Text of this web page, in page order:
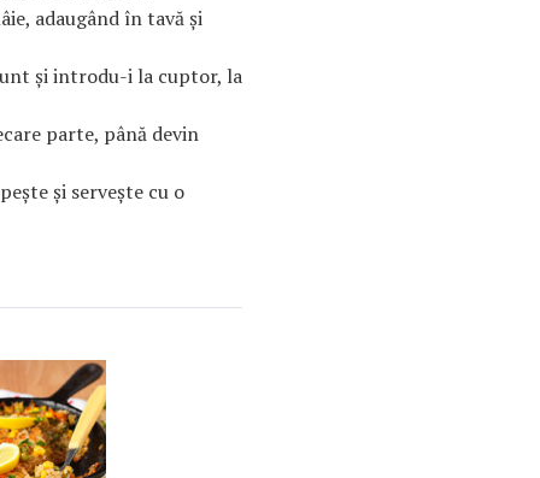
adaugând în tavă şi
şi introdu-i la cuptor, la
parte, până devin
şi serveşte cu o